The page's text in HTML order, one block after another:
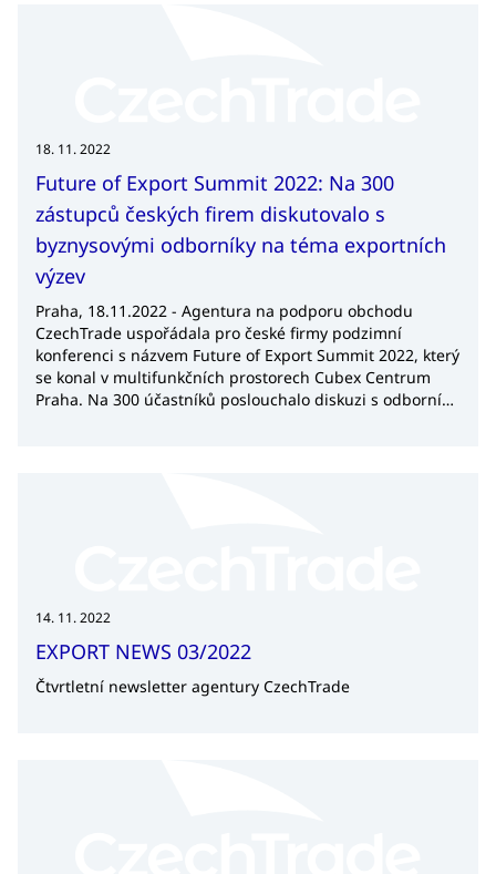
18. 11. 2022
Future of Export Summit 2022: Na 300
zástupců českých firem diskutovalo s
byznysovými odborníky na téma exportních
výzev
Praha, 18.11.2022 - Agentura na podporu obchodu
CzechTrade uspořádala pro české firmy podzimní
konferenci s názvem Future of Export Summit 2022, který
se konal v multifunkčních prostorech Cubex Centrum
Praha. Na 300 účastníků poslouchalo diskuzi s odborníky
14. 11. 2022
EXPORT NEWS 03/2022
Čtvrtletní newsletter agentury CzechTrade